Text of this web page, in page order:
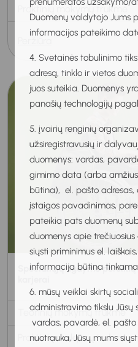
Duomenų valdytojo Jums
informacijos pateikimo
4. Svetainės tobulinimo
adresą, tinklo ir vietos
juos suteikia. Duomenys
panašių technologijų
5. įvairių renginių
užsiregistravusių ir
duomenys: vardas,
gimimo data (arba
būtina), el. pašto
įstaigos pavadinimas,
pateikia pats duomenų
duomenys apie trečiuosius
siųsti priminimus el.
informacija būtina
6. mūsų veiklai skirtų
administravimo tikslu
vardas, pavardė, el. pašto
nuotrauka, Jūsų mums
Praktinių mokymų trukmė
Specialiųjų ugdymo
Teorinių mokymų trukmė
Praktinių mokymų trukmė